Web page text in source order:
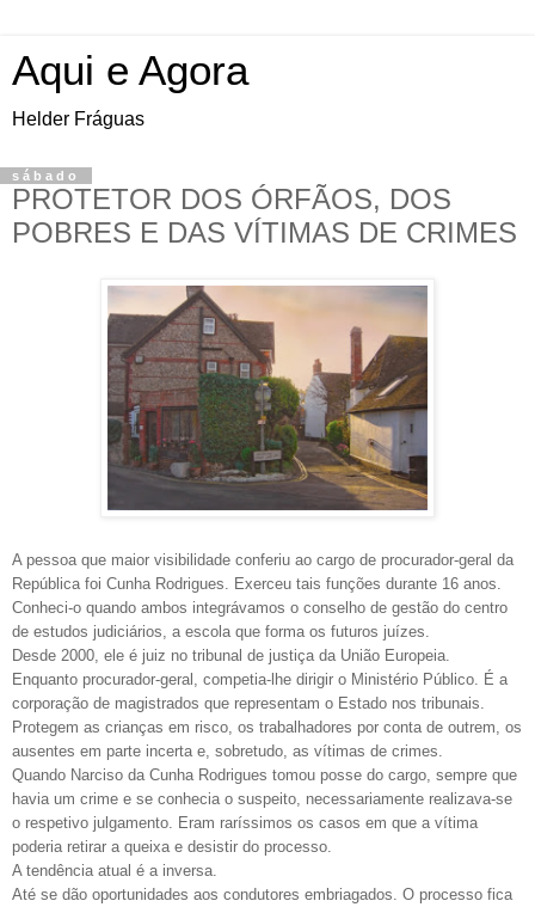
Aqui e Agora
Helder Fráguas
sábado
PROTETOR DOS ÓRFÃOS, DOS
POBRES E DAS VÍTIMAS DE CRIMES
A pessoa que maior visibilidade conferiu ao cargo de procurador-geral da
República foi Cunha Rodrigues. Exerceu tais funções durante 16 anos.
Conheci-o quando ambos integrávamos o conselho de gestão do centro
de estudos judiciários, a escola que forma os futuros juízes.
Desde 2000, ele é juiz no tribunal de justiça da União Europeia.
Enquanto procurador-geral, competia-lhe dirigir o Ministério Público. É a
corporação de magistrados que representam o Estado nos tribunais.
Protegem as crianças em risco, os trabalhadores por conta de outrem, os
ausentes em parte incerta e, sobretudo, as vítimas de crimes.
Quando Narciso da Cunha Rodrigues tomou posse do cargo, sempre que
havia um crime e se conhecia o suspeito, necessariamente realizava-se
o respetivo julgamento. Eram raríssimos os casos em que a vítima
poderia retirar a queixa e desistir do processo.
A tendência atual é a inversa.
Até se dão oportunidades aos condutores embriagados. O processo fica